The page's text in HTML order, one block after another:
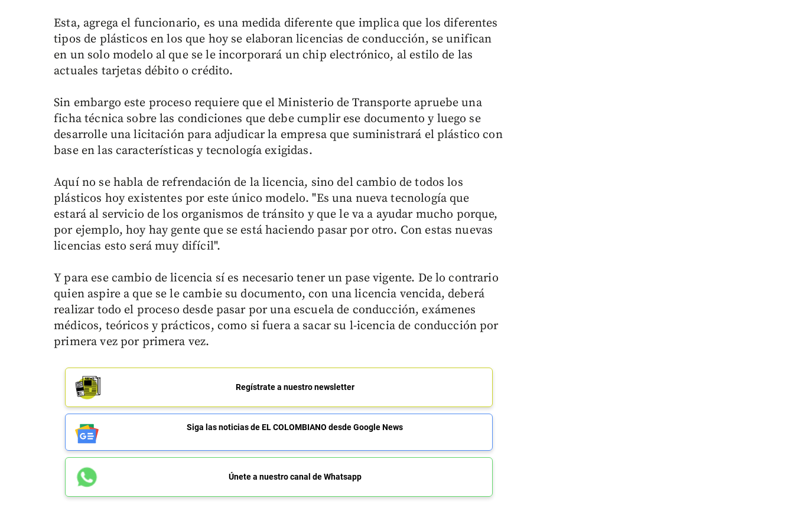
Esta, agrega el funcionario, es una medida diferente que implica que los diferentes
tipos de plásticos en los que hoy se elaboran licencias de conducción, se unifican
en un solo modelo al que se le incorporará un chip electrónico, al estilo de las
actuales tarjetas débito o crédito.
Sin embargo este proceso requiere que el Ministerio de Transporte apruebe una
ficha técnica sobre las condiciones que debe cumplir ese documento y luego se
desarrolle una licitación para adjudicar la empresa que suministrará el plástico con
base en las características y tecnología exigidas.
Aquí no se habla de refrendación de la licencia, sino del cambio de todos los
plásticos hoy existentes por este único modelo. "Es una nueva tecnología que
estará al servicio de los organismos de tránsito y que le va a ayudar mucho porque,
por ejemplo, hoy hay gente que se está haciendo pasar por otro. Con estas nuevas
licencias esto será muy difícil".
Y para ese cambio de licencia sí es necesario tener un pase vigente. De lo contrario
quien aspire a que se le cambie su documento, con una licencia vencida, deberá
realizar todo el proceso desde pasar por una escuela de conducción, exámenes
médicos, teóricos y prácticos, como si fuera a sacar su l-icencia de conducción por
primera vez por primera vez.
Regístrate a nuestro newsletter
Siga las noticias de EL COLOMBIANO desde Google News
Únete a nuestro canal de Whatsapp